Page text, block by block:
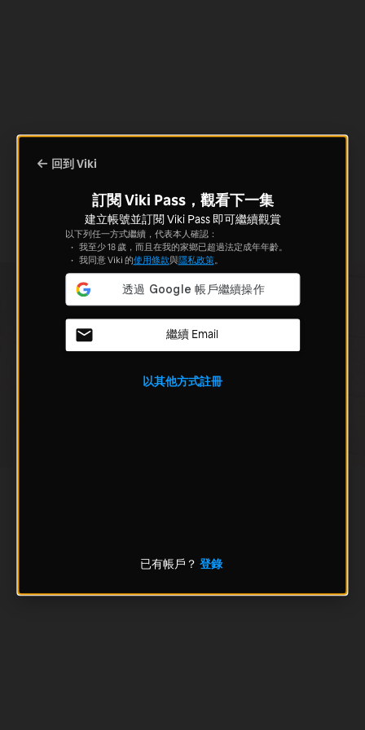
回到 Viki
訂閱 Viki Pass，觀看下一集
建立帳號並訂閱 Viki Pass 即可繼續觀賞
以下列任一方式繼續，代表本人確認：
我至少 18 歲，而且在我的家鄉已超過法定成年年齡。
我同意 Viki 的使用條款與隱私政策。
繼續 Email
以其他方式註冊
已有帳戶？ 登錄